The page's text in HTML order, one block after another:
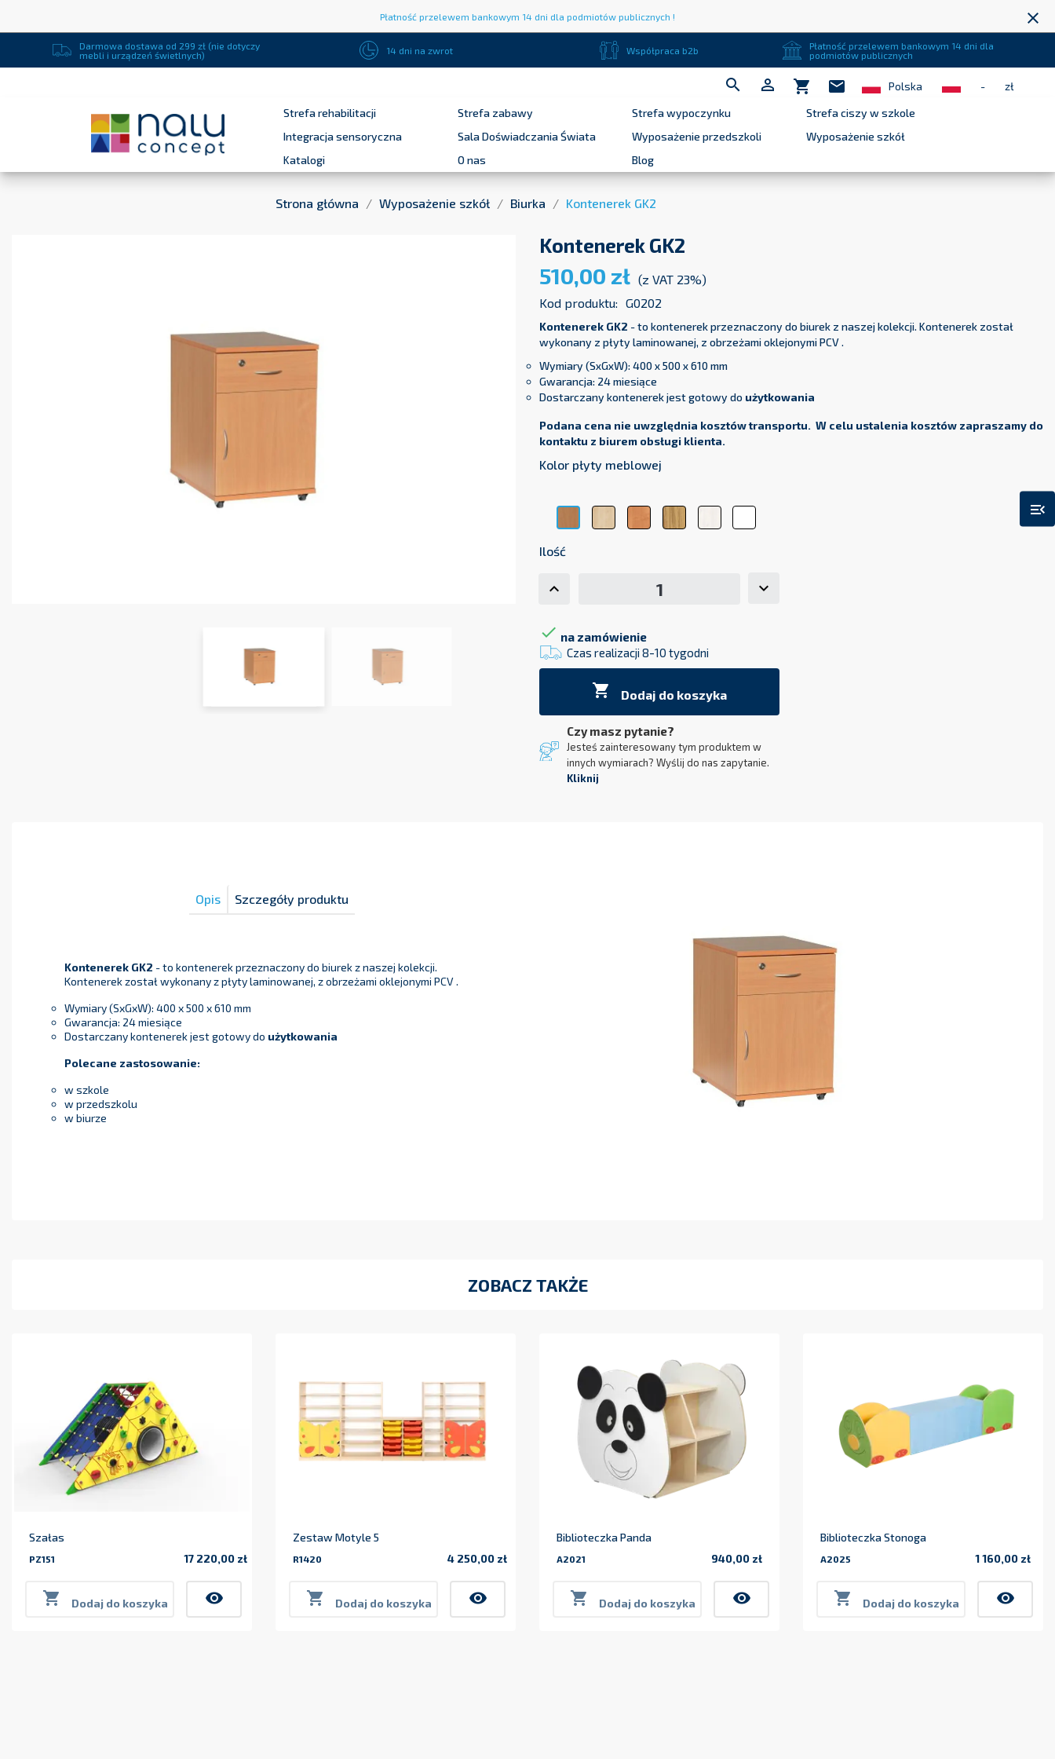
Płatność przelewem bankowym 14 dni dla podmiotów publicznych ! close
Darmowa dostawa od 299 zł (nie dotyczy
mebli i urządzeń świetlnych)
14 dni na zwrot Współpraca b2b
Płatność przelewem bankowym 14 dni dla
podmiotów publicznych
  shopping_cart mail Polska -
zł
Strefa rehabilitacji
Strefa zabawy Strefa wypoczynku
Strefa ciszy w szkole
Integracja sensoryczna
Sala Doświadczania Świata Wyposażenie przedszkoli
Wyposażenie szkół
Katalogi
O nas Blog
menu_open
Strona główna Wyposażenie szkół Biurka Kontenerek GK2
Kontenerek GK2
510,00 zł (z VAT 23%)
Kod produktu: G0202
Kontenerek GK2 - to kontenerek przeznaczony do biurek z naszej kolekcji. Kontenerek został
wykonany z płyty laminowanej, z obrzeżami oklejonymi PCV .
Wymiary (SxGxW): 400 x 500 x 610 mm
Gwarancja: 24 miesiące
Dostarczany kontenerek jest gotowy do użytkowania
Podana cena nie uwzględnia kosztów transportu. W celu ustalenia kosztów zapraszamy do
kontaktu z biurem obsługi klienta.
Kolor płyty meblowej
Klon Olcha Dąb ModrzewBiel
Ilość
 na zamówienie
Czas realizacji 8-10 tygodni
 Dodaj do koszyka
Czy masz pytanie?
Jesteś zainteresowany tym produktem w
innych wymiarach? Wyślij do nas zapytanie.
Kliknij
Opis Szczegóły produktu
Kontenerek GK2 - to kontenerek przeznaczony do biurek z naszej kolekcji.
Kontenerek został wykonany z płyty laminowanej, z obrzeżami oklejonymi PCV .
Wymiary (SxGxW): 400 x 500 x 610 mm
Gwarancja: 24 miesiące
Dostarczany kontenerek jest gotowy do użytkowania
Polecane zastosowanie:
w szkole
w przedszkolu
w biurze
ZOBACZ TAKŻE
Szałas
PZ151 17 220,00 zł
 Dodaj do koszyka visibility
Zestaw Motyle 5
R1420 4 250,00 zł
 Dodaj do koszyka visibility
Biblioteczka Panda
A2021 940,00 zł
 Dodaj do koszyka visibility
Biblioteczka Stonoga
A2025 1 160,00 zł
 Dodaj do koszyka visibility